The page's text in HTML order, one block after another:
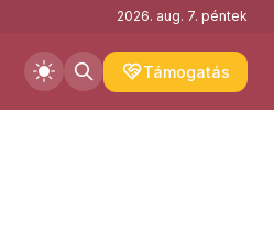
2026. aug. 7. péntek
Támogatás